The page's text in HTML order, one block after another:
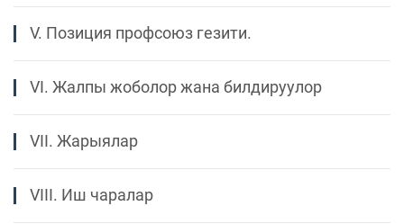
V. Позиция профсоюз гезити.
VI. Жалпы жоболор жана билдируулор
VII. Жарыялар
VIII. Иш чаралар